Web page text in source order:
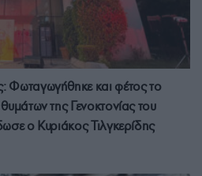
και φέτος το
της Γενοκτονίας του
ο Κυριάκος Τιλγκερίδης